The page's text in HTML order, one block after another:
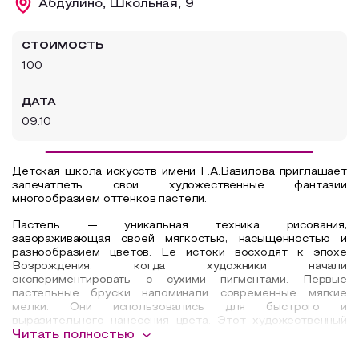
Аттестованные экскурсоводы
Все маршруты
Абдулино, Школьная, 9
СТОИМОСТЬ
100
ДАТА
09.10
Детская школа искусств имени Г.А.Вавилова приглашает
запечатлеть свои художественные фантазии
многообразием оттенков пастели.
Пастель — уникальная техника рисования,
завораживающая своей мягкостью, насыщенностью и
разнообразием цветов.
Её истоки восходят к эпохе
Возрождения, когда художники начали
экспериментировать с сухими пигментами. Первые
пастельные бруски напоминали современные мягкие
мелки. Они использовались для быстрого и
выразительного нанесения цвета.
Этот художественный
материал позволяет создавать как утончённые, так и
Читать полностью